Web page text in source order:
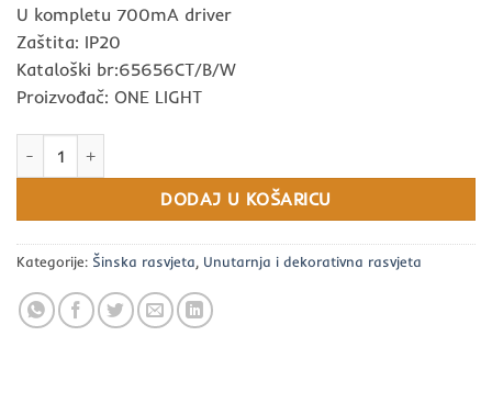
U kompletu 700mA driver
Zaštita: IP20
Kataloški br:65656CT/B/W
Proizvođač: ONE LIGHT
DODAJ U KOŠARICU
Kategorije: Šinska rasvjeta, Unutarnja i dekorativna rasvjeta